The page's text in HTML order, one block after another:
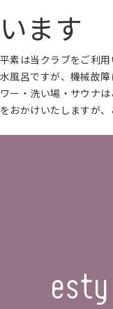
います
平素は当クラブをご利
水風呂ですが、機械故
ワー・洗い場・サウナ
をおかけいたしますが、